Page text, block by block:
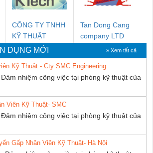
CÔNG TY TNHH
KỸ THUẬT
KTECH VIỆT
NAM
Tan Dong Cang
company LTD
DỤNG MỚI » Xem tất cả
Kỹ Thuật - Cty SMC Engineering
nhiệm công việc tại phòng kỹ thuật của
Viên Kỹ Thuật- SMC
nhiệm công việc tại phòng kỹ thuật của
Gấp Nhân Viên Kỹ Thuật- Hà Nội